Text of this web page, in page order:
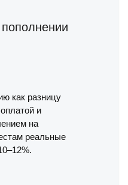
как разницу
и
на
реальные